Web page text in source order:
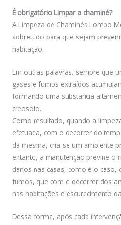
É obrigatório Limpar a chaminé?
A Limpeza de Chaminés Lombo
sobretudo para que sejam
habitação.
Em outras palavras, sempre que
gases e fumos extraídos
formando uma substância
creosoto.
Como resultado, quando a
efetuada, com o decorrer do
da mesma, cria-se um ambiente
entanto, a manutenção previne o
danos nas casas, como é o caso,
fumos, que com o decorrer dos
nas habitações e escurecimento
Dessa forma, após cada